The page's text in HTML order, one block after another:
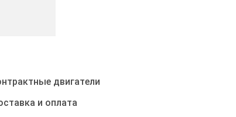
двигатели
и оплата